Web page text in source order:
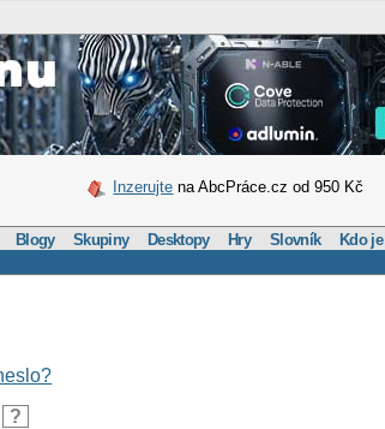
Inzerujte na AbcPráce.cz od 950 Kč
Blogy Skupiny Desktopy Hry Slovník Kdo je
?